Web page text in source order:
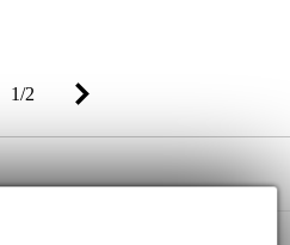
1/2